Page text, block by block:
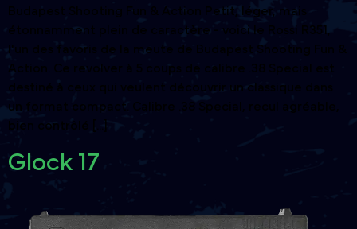
Budapest Shooting Fun & Action Petit, léger, mais
étonnamment plein de caractère - voici le Rossi R351,
l'un des favoris de la meute de Budapest Shooting Fun &
Action. Ce revolver à 5 coups de calibre .38 Special est
destiné à ceux qui veulent découvrir un classique dans
un format compact. Calibre .38 Special, recul agréable,
bien contrôlé [...]
Glock 17